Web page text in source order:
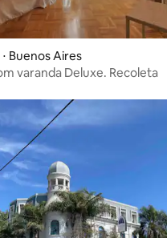
Buenos Aires
varanda Deluxe. Recoleta